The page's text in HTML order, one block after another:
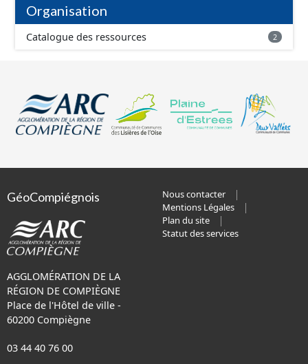
Organisation
Catalogue des ressources 2
GéoCompiégnois
AGGLOMÉRATION DE LA
RÉGION DE COMPIÈGNE
Place de l'Hôtel de ville -
60200 Compiègne
03 44 40 76 00
Nous contacter
Mentions Légales
Plan du site
Statut des services